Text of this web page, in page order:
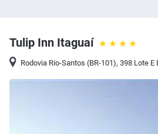
Tulip Inn Itaguaí
Rodovia Rio-Santos (BR-101), 398 Lote E